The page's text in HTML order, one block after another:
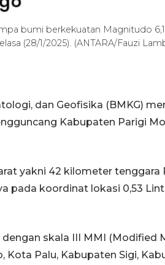
bumi berkekuatan Magnitudo
(28/1/2025). (ANTARA/Fauzi
dan Geofisika (BMKG)
Kabupaten Parigi
yakni 42 kilometer tenggara
pada koordinat lokasi 0,53
skala III MMI (Modified
Kota Palu, Kabupaten Sigi,